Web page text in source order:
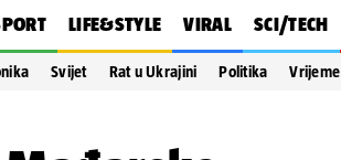
LIFE&STYLE VIRAL SCI/TECH
Svijet Rat u Ukrajini Politika Vrijeme